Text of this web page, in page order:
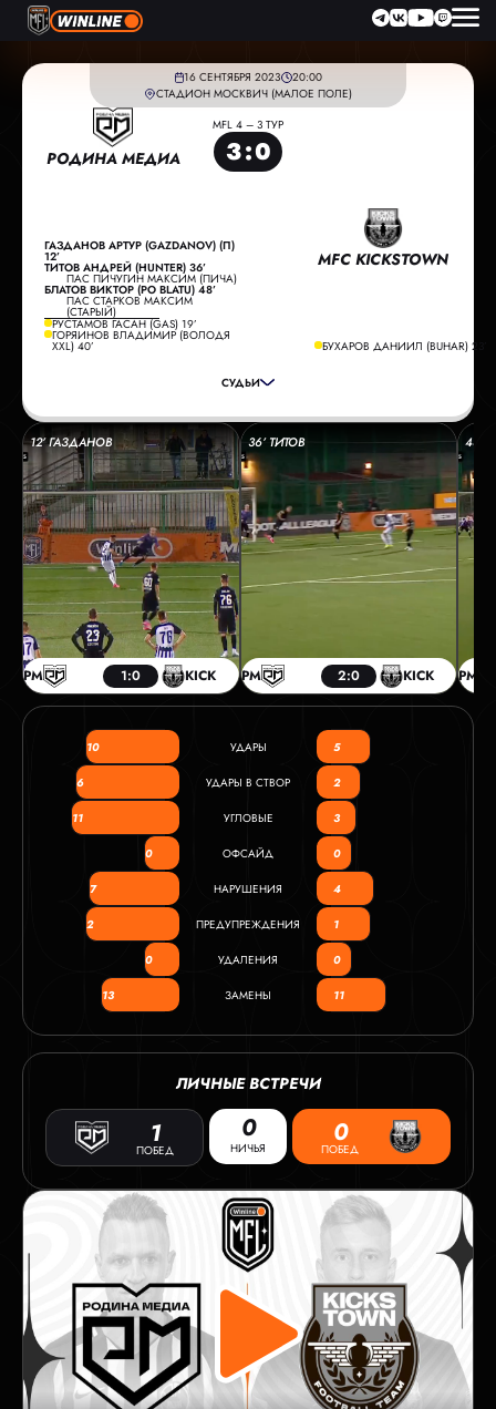
16 СЕНТЯБРЯ 2023
20:00
СТАДИОН МОСКВИЧ (МАЛОЕ ПОЛЕ)
РОДИНА МЕДИА
ГАЗДАНОВ АРТУР (GAZDANOV) (П)
12’
ТИТОВ АНДРЕЙ (HUNTER) 36’
ПАС ПИЧУГИН МАКСИМ (ПИЧА)
БЛАТОВ ВИКТОР (PO BLATU) 48’
ПАС СТАРКОВ МАКСИМ
(СТАРЫЙ)
РУСТАМОВ ГАСАН (GAS) 19’
ГОРЯИНОВ ВЛАДИМИР (ВОЛОДЯ
XXL) 40’
MFL 4 – 3 ТУР
3:0
СУДЬИ
БУХАРОВ ДАНИИЛ (BUHAR) 23’
MFC KICKSTOWN
ГЛАВНЫЙ СУДЬЯ:
ПОМОЩНИК СУДЬИ:
СТРОГАНОВ ДМИТРИЙ
РЕЗЕРВНЫЙ СУДЬЯ:ПУПЫКИН ИВАН
12’ ГАЗДАНОВ
РМ 1:0 KICK
36’ ТИТОВ
РМ 2:0 KICK
48’
РМ
10 УДАРЫ 5
6 УДАРЫ В СТВОР 2
11 УГЛОВЫЕ 3
0 ОФСАЙД 0
7 НАРУШЕНИЯ 4
2 ПРЕДУПРЕЖДЕНИЯ 1
0 УДАЛЕНИЯ 0
13 ЗАМЕНЫ 11
ЛИЧНЫЕ ВСТРЕЧИ
1
ПОБЕД
0
НИЧЬЯ 0
ПОБЕД